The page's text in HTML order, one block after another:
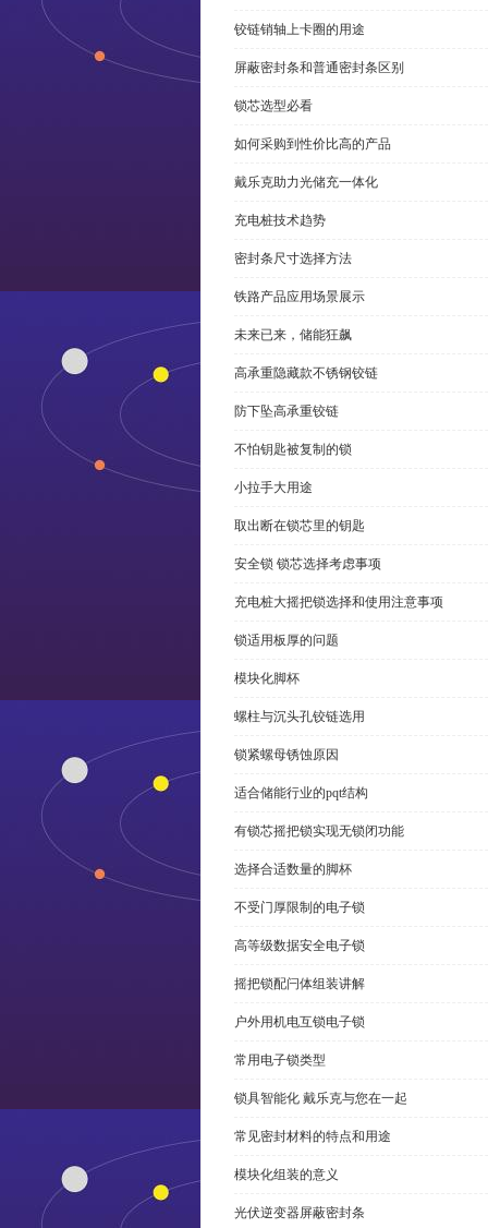
铰链销轴上卡圈的用途
屏蔽密封条和普通密封条区别
锁芯选型必看
如何采购到性价比高的产品
戴乐克助力光储充一体化
充电桩技术趋势
密封条尺寸选择方法
铁路产品应用场景展示
未来已来，储能狂飙
高承重隐藏款不锈钢铰链
防下坠高承重铰链
不怕钥匙被复制的锁
小拉手大用途
取出断在锁芯里的钥匙
安全锁 锁芯选择考虑事项
充电桩大摇把锁选择和使用注意事项
锁适用板厚的问题
模块化脚杯
螺柱与沉头孔铰链选用
锁紧螺母锈蚀原因
适合储能行业的pqt结构
有锁芯摇把锁实现无锁闭功能
选择合适数量的脚杯
不受门厚限制的电子锁
高等级数据安全电子锁
摇把锁配闩体组装讲解
户外用机电互锁电子锁
常用电子锁类型
锁具智能化 戴乐克与您在一起
常见密封材料的特点和用途
模块化组装的意义
光伏逆变器屏蔽密封条